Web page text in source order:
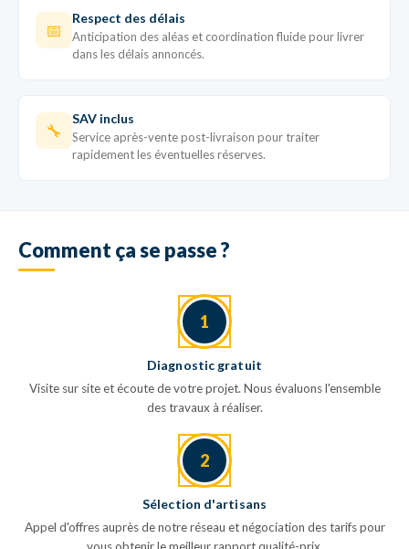
📅
Respect des délais
Anticipation des aléas et coordination fluide pour livrer
dans les délais annoncés.
🔧
SAV inclus
Service après-vente post-livraison pour traiter
rapidement les éventuelles réserves.
Comment ça se passe ?
1
Diagnostic gratuit
Visite sur site et écoute de votre projet. Nous évaluons l'ensemble
des travaux à réaliser.
2
Sélection d'artisans
Appel d'offres auprès de notre réseau et négociation des tarifs pour